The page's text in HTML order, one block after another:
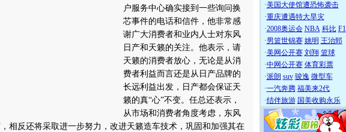
户服务中心确实接到一些询问换
芯事件的电话和信件，他非常感
谢广大消费者和业内人士对东风
日产和天籁的关注。他表示，请
天籁的消费者放心，无论是从消
费者利益而言还是从日产品牌的
长远利益出发，日产都会保证天
籁的真“心”不变。任总还表示，
从市场和消费者角度考虑，东风
相反还将采取进一步努力，改进天籁造车技术，巩固和加强其在
·美国大使馆遭恐怖袭击
·重庆遭遇特大旱灾
·2008奥运会 NBA 科比 F1
·男篮世锦赛 姚明 王治郅
·美网公开赛 刘翔 篮球
·中网公开赛 体育彩票
·派朗 suv 骏逸 微型车
·一汽奔腾 福美来2代
·结伴旅游 国美收购永乐